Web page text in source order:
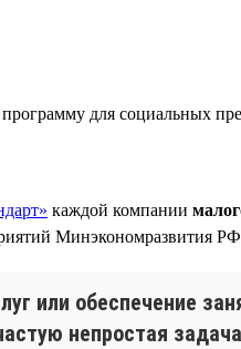
для социальных
каждой компании
Минэкономразвития
или обеспечение
непростая